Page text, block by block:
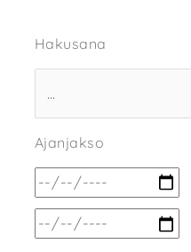
Hakusana
Ajanjakso